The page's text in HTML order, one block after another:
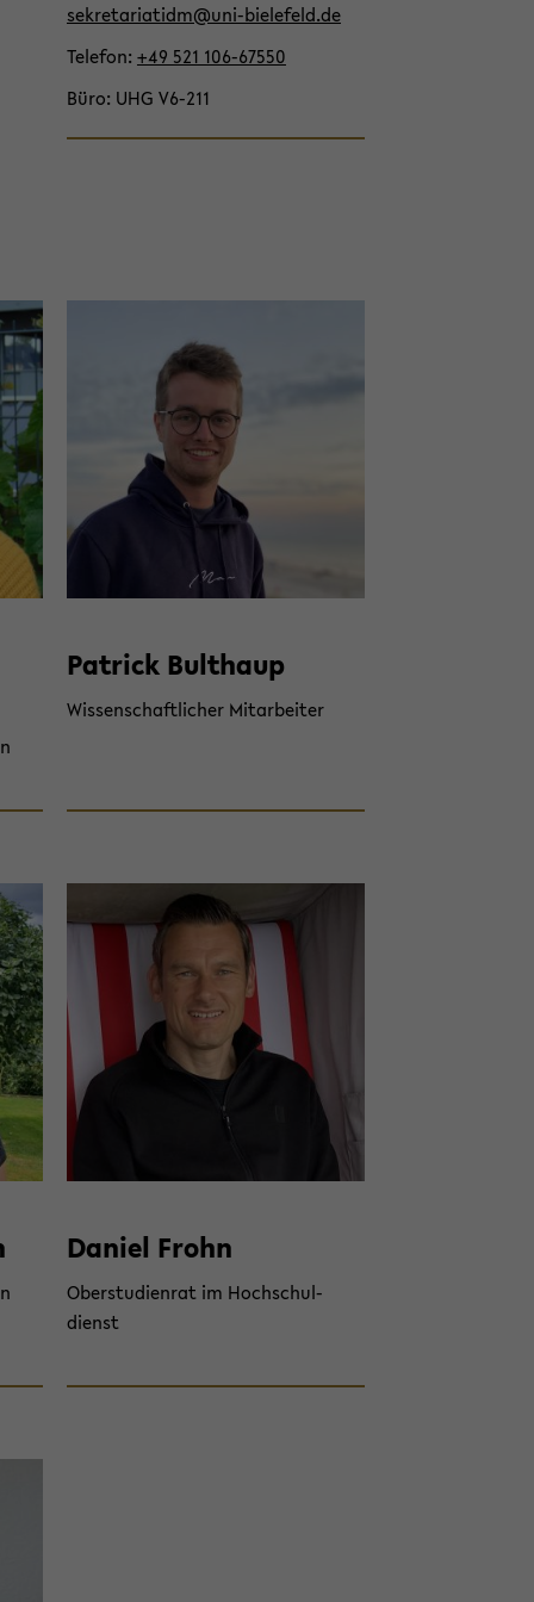
wech­
se­kre­ta­ria­tidm@uni-​bielefeld.de
Te­le­fon +49 521 106-​67550
Büro UHG V6-​211
Pa­trick Bult­haup
Wis­sen­schaft­li­cher Mit­ar­bei­ter
Da­ni­el Frohn
Ober­stu­di­en­rat im Hoch­schul­
dienst